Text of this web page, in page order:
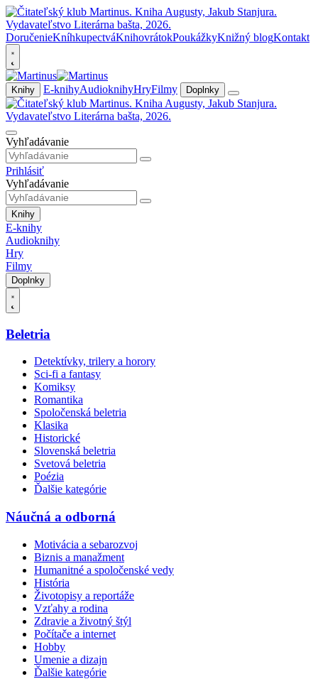
DoručenieKníhkupectváKnihovrátokPoukážkyKnižný blogKontakt
Knihy E-knihyAudioknihyHryFilmy Doplnky
Vyhľadávanie
Prihlásiť
Vyhľadávanie
Knihy
E-knihy
Audioknihy
Hry
Filmy
Doplnky
Beletria
Detektívky, trilery a horory
Sci-fi a fantasy
Komiksy
Romantika
Spoločenská beletria
Klasika
Historické
Slovenská beletria
Svetová beletria
Poézia
Ďalšie kategórie
Náučná a odborná
Motivácia a sebarozvoj
Biznis a manažment
Humanitné a spoločenské vedy
História
Životopisy a reportáže
Vzťahy a rodina
Zdravie a životný štýl
Počítače a internet
Hobby
Umenie a dizajn
Ďalšie kategórie